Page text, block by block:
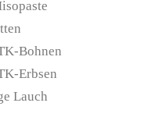
Bohnen
Erbsen
Lauch